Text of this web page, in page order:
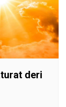
deri